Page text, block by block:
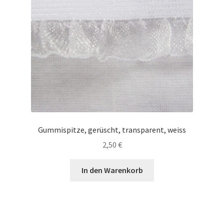
Gummispitze, gerüscht, transparent, weiss
2,50 €
In den Warenkorb